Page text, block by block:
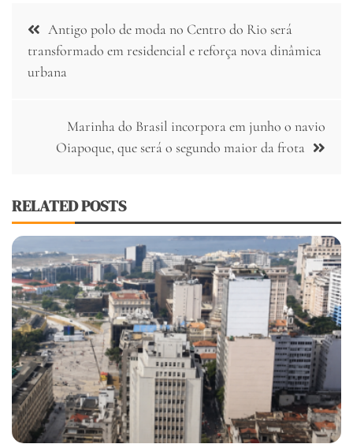
Navegação
de
Post
Antigo polo de moda no Centro do Rio será
transformado em residencial e reforça nova dinâmica
urbana
Marinha do Brasil incorpora em junho o navio
Oiapoque, que será o segundo maior da frota
RELATED POSTS